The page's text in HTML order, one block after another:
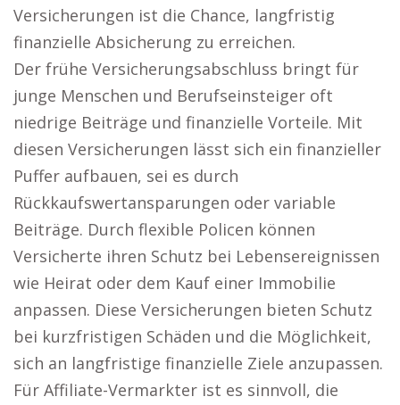
Versicherungen ist die Chance, langfristig
finanzielle Absicherung zu erreichen.
Der frühe Versicherungsabschluss bringt für
junge Menschen und Berufseinsteiger oft
niedrige Beiträge und finanzielle Vorteile. Mit
diesen Versicherungen lässt sich ein finanzieller
Puffer aufbauen, sei es durch
Rückkaufswertansparungen oder variable
Beiträge. Durch flexible Policen können
Versicherte ihren Schutz bei Lebensereignissen
wie Heirat oder dem Kauf einer Immobilie
anpassen. Diese Versicherungen bieten Schutz
bei kurzfristigen Schäden und die Möglichkeit,
sich an langfristige finanzielle Ziele anzupassen.
Für Affiliate-Vermarkter ist es sinnvoll, die